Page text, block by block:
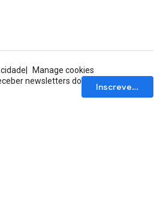
Manage cookies
newsletters do
Inscrever-se